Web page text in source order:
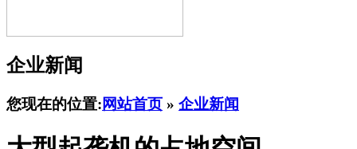
企业新闻
您现在的位置:网站首页 » 企业新闻